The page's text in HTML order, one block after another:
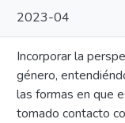
2023-04
Incorporar la
género,
las formas en que
tomado contacto